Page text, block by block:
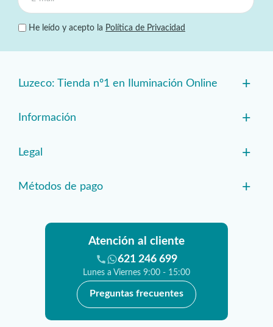
He leído y acepto la Política de Privacidad
Luzeco: Tienda nº1 en Iluminación Online +
Información +
Legal +
Métodos de pago +
Atención al cliente
621 246 699
Lunes a Viernes 9:00 - 15:00
Preguntas frecuentes